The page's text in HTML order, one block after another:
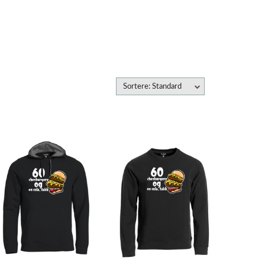
Sortere: Standard